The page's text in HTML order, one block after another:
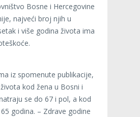
Bosne i Hercegovine
najveći broj njih u
i više godina života ima
iz spomenute publikacije,
kod žena u Bosni i
se do 67 i pol, a kod
godina. – Zdrave godine